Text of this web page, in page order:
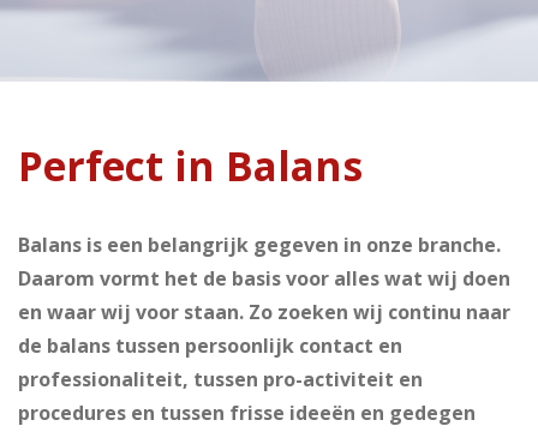
Perfect in Balans
Balans is een belangrijk gegeven in onze branche.
Daarom vormt het de basis voor alles wat wij doen
en waar wij voor staan. Zo zoeken wij continu naar
de balans tussen persoonlijk contact en
professionaliteit, tussen pro-activiteit en
procedures en tussen frisse ideeën en gedegen